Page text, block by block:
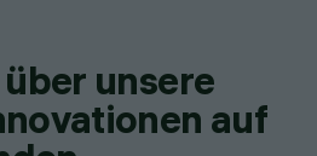
unsere
auf